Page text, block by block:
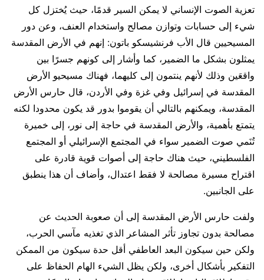
تعزية الصوت الإنساني لا يمكن السير قدمًا، حيث يُختزل كل
شيء إلى حسابات وتوازن مصالح واستخدام العنف، وعن دور
المسيحيين قال الأب فرنشيسكو باتون: إنهم في الأرض المقدسة
يمثلون بشكل ما الضمير، كما وأشار إلى كونهم جسرًا بين
واقعَين وذلك لأنهم ينتمون إلى كليهما، فهناك مسيحيو الأرض
المقدسة في إسرائيل وفي غزة وفي الأردن، قال حارس الأرض
المقدسة، ويمكنهم بالتالي أن يقوموا بدور قد يكون محدودا لكنه
يتمتع بأهمية، والأرض المقدسة في حاجة إلى نور، إلى خميرة
تُنَمي صوت الضمير سواء في المجتمع الإسرائيلي أو المجتمع
الفلسطيني، حيث هناك حاجة إلى أصوات قوية قادرة على
اقتراح مسيرة مصالحة لا فقط اعتدال، وأضاف أن هذا ينطبق
على الجانبين.
ولفت حارس الأرض المقدسة إلى أن صعوبة الحديث عن
مصالحة بدون تجاوز تأثر المشاعر الذي تغذيه مآسي الحرب،
ولكن حين سيكون البعد العاطفي أقل حدة سيكون من الممكن
التفكير بأشكال أخرى، ولكن يظل الشيء الهام الحفاظ على